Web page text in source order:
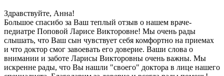
Здравствуйте, Анна!
Большое спасибо за Ваш теплый отзыв о нашем враче-
педиатре Поповой Ларисе Викторовне! Мы очень рады
слышать, что Ваш сын чувствует себя комфортно на приемах
и что доктор смог завоевать его доверие. Ваши слова о
внимании и заботе Ларисы Викторовны очень важны. Мы
искренне рады, что Вы нашли "своего" доктора в лице нашего